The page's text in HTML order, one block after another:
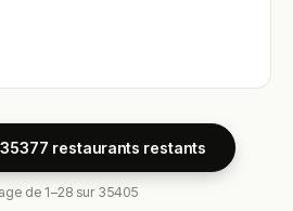
restaurants restants
de 1–28 sur 35405